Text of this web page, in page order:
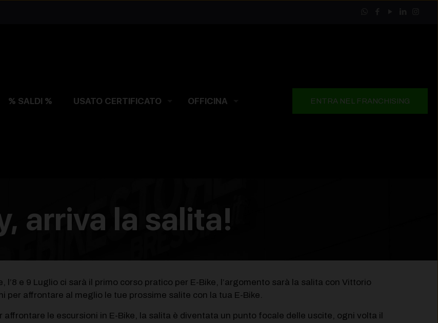
% SALDI % USATO CERTIFICATO OFFICINA ENTRA NEL FRANCHISING
arriva la salita!
e 9 Luglio ci sarà il primo corso pratico per E-Bike, l’argomento sarà la salita con Vittorio
per affrontare al meglio le tue prossime salite con la tua E-Bike.
affrontare le escursioni in E-Bike, la salita è diventata un punto focale delle uscite, ogni volta il